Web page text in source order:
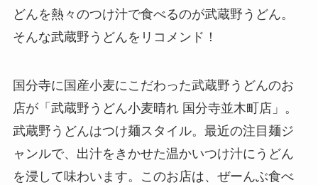
どんを熱々のつけ汁で食べるのが武蔵野うどん。
そんな武蔵野うどんをリコメンド！
国分寺に国産小麦にこだわった武蔵野うどんのお
店が「武蔵野うどん小麦晴れ 国分寺並木町店」。
武蔵野うどんはつけ麺スタイル。最近の注目麺ジ
ャンルで、出汁をきかせた温かいつけ汁にうどん
を浸して味わいます。このお店は、ぜーんぶ食べ